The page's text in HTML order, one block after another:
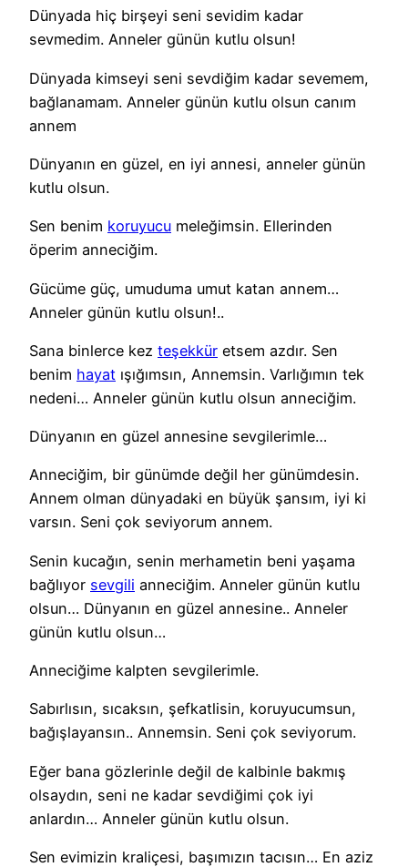
Dünyada hiç birşeyi seni sevidim kadar
sevmedim. Anneler günün kutlu olsun!
Dünyada kimseyi seni sevdiğim kadar sevemem,
bağlanamam. Anneler günün kutlu olsun canım
annem
Dünyanın en güzel, en iyi annesi, anneler günün
kutlu olsun.
Sen benim koruyucu meleğimsin. Ellerinden
öperim anneciğim.
Gücüme güç, umuduma umut katan annem…
Anneler günün kutlu olsun!..
Sana binlerce kez teşekkür etsem azdır. Sen
benim hayat ışığımsın, Annemsin. Varlığımın tek
nedeni… Anneler günün kutlu olsun anneciğim.
Dünyanın en güzel annesine sevgilerimle…
Anneciğim, bir günümde değil her günümdesin.
Annem olman dünyadaki en büyük şansım, iyi ki
varsın. Seni çok seviyorum annem.
Senin kucağın, senin merhametin beni yaşama
bağlıyor sevgili anneciğim. Anneler günün kutlu
olsun… Dünyanın en güzel annesine.. Anneler
günün kutlu olsun…
Anneciğime kalpten sevgilerimle.
Sabırlısın, sıcaksın, şefkatlisin, koruyucumsun,
bağışlayansın.. Annemsin. Seni çok seviyorum.
Eğer bana gözlerinle değil de kalbinle bakmış
olsaydın, seni ne kadar sevdiğimi çok iyi
anlardın… Anneler günün kutlu olsun.
Sen evimizin kraliçesi, başımızın tacısın… En aziz